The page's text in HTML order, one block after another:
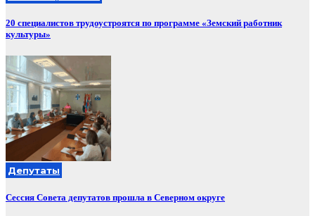
20 специалистов трудоустроятся по программе «Земский работник
культуры»
Депутаты
Сессия Совета депутатов прошла в Северном округе